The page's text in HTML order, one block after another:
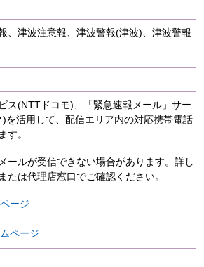
、津波注意報、津波警報(津波)、津波警報
ス(NTTドコモ)、「緊急速報メール」サー
を活用して、配信エリア内の対応携帯電話
す。
ールが受信できない場合があります。詳し
たは代理店窓口でご確認ください。
ージ
ページ